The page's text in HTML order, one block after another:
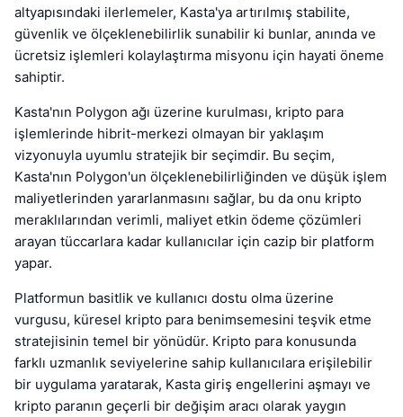
altyapısındaki ilerlemeler, Kasta'ya artırılmış stabilite,
güvenlik ve ölçeklenebilirlik sunabilir ki bunlar, anında ve
ücretsiz işlemleri kolaylaştırma misyonu için hayati öneme
sahiptir.
Kasta'nın Polygon ağı üzerine kurulması, kripto para
işlemlerinde hibrit-merkezi olmayan bir yaklaşım
vizyonuyla uyumlu stratejik bir seçimdir. Bu seçim,
Kasta'nın Polygon'un ölçeklenebilirliğinden ve düşük işlem
maliyetlerinden yararlanmasını sağlar, bu da onu kripto
meraklılarından verimli, maliyet etkin ödeme çözümleri
arayan tüccarlara kadar kullanıcılar için cazip bir platform
yapar.
Platformun basitlik ve kullanıcı dostu olma üzerine
vurgusu, küresel kripto para benimsemesini teşvik etme
stratejisinin temel bir yönüdür. Kripto para konusunda
farklı uzmanlık seviyelerine sahip kullanıcılara erişilebilir
bir uygulama yaratarak, Kasta giriş engellerini aşmayı ve
kripto paranın geçerli bir değişim aracı olarak yaygın